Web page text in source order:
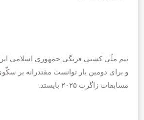
و برای دومین بار توانست مقتدرانه بر
مسابقات زاگرب ۲۰۲۵ بایستد.